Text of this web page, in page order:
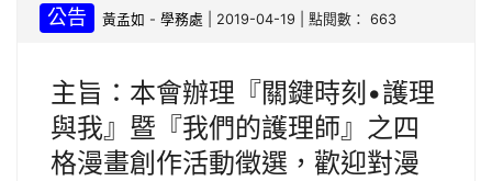
公告 黃孟如 -學務處 | 2019-04-19 | 點閱數： 663
主旨：本會辦理『關鍵時刻•護理
與我』暨『我們的護理師』之四
格漫畫創作活動徵選，歡迎對漫